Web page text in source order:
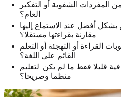
المفردات الشفوية أو التفكير
العام؟
أفضل عند الاستماع إليها
مقارنة بقراءتها مستقلا؟
القراءة أو التهجئة أو التعلم
القائم على اللغة؟
قليلا فقط ما لم يكن التعليم
منظما وصريحا؟